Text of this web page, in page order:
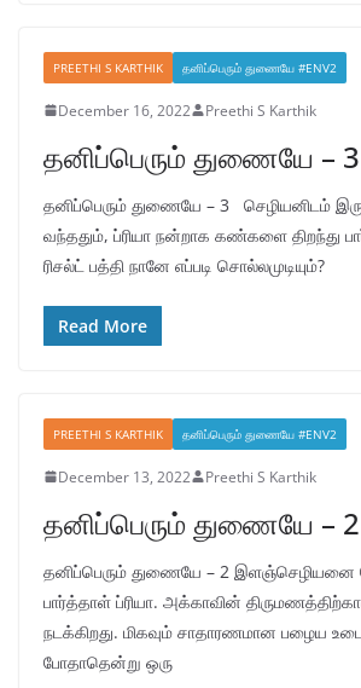
PREETHI S KARTHIK தனிப்பெரும் துணையே #ENV2
December 16, 2022 Preethi S Karthik
தனிப்பெரும் துணையே – 3
தனிப்பெரும் துணையே – 3 செழியனிடம்
வந்ததும், ப்ரியா நன்றாக கண்களை திறந்து
ரிசல்ட் பத்தி நானே எப்படி சொல்லமுடியும்?
Read More
PREETHI S KARTHIK தனிப்பெரும் துணையே #ENV2
December 13, 2022 Preethi S Karthik
தனிப்பெரும் துணையே – 2
தனிப்பெரும் துணையே – 2 இளஞ்செழியனை
பார்த்தாள் ப்ரியா. அக்காவின்
நடக்கிறது. மிகவும் சாதாரணமான பழைய
போதாதென்று ஒரு